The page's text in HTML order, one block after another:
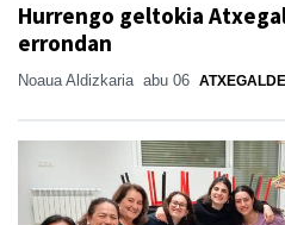
Hurrengo geltokia
errondan
Noaua Aldizkaria abu 06 ATXEGALDE